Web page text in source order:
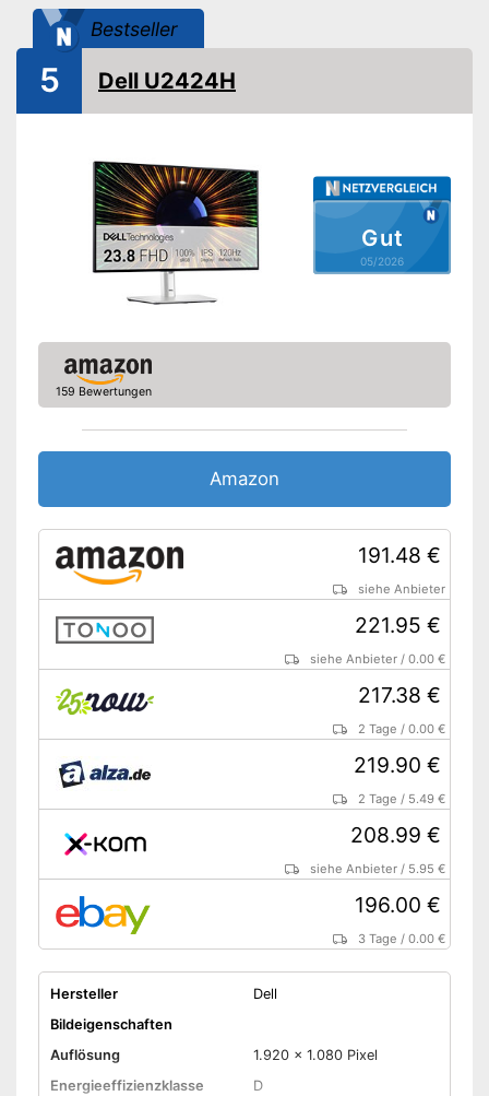
Blickwinkel
Anschlüsse
VGA-Anschluss
HDMI-Anschluss
DisplayPort
Lautsprecher
Höhenverstellbar
Vorteile
Amazon Lieferzeit
siehe Anbieter
Bestseller
Gut
05/2026
5 Dell U2424H
159 Bewertungen
Amazon
191.48 €
siehe Anbieter
221.95 €
siehe Anbieter /0.00 €
217.38 €
2 Tage /0.00 €
219.90 €
2 Tage / 5.49 €
208.99 €
siehe Anbieter / 5.95 €
196.00 €
3 Tage /0.00 €
Hersteller
Dell
Bildeigenschaften
Auflösung
1.920 x 1.080 Pixel
Energieeffizienzklasse
D